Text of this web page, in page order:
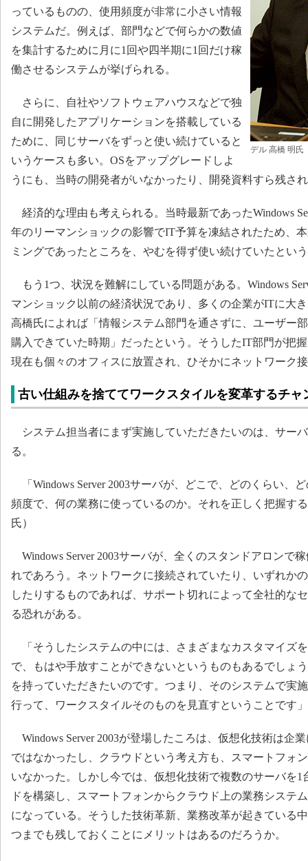
デル 高橋 明氏
っているものの、使用頻度が非常に小さい情報
システムだ。例えば、部門などで何らかの数値
を集計するために月に1回や四半期に1回だけ稼
働させるシステムが挙げられる。
さらに、自社やソフトウェアハウスなどで独
自に開発したアプリケーションを搭載している
ために、同じサーバをずっと使い続けていると
いうケースも多い。OSをアップグレードしよ
うにも、当時の開発者がいなかったり、開発資料すら残さ
経済的な理由も考えられる。当時最新であったWindows
年のリーマンショックの影響でIT予算を凍結されたため、
ミングであったところを、やむを得ず使い続けていたとい
もう1つ、状況を難解にしている問題がある。Windows
マンショック以前の経済状況であり、多くの企業がITに大
高橋氏によれば「情報システム部門を通さずに、ユーザー
購入できていた時期」だったという。そうしたIT部門が把
現在も個々のオフィスに放置され、ひそかにネットワーク
古い仕組みを捨ててワークスタイルを変革するチャ
システム担当者にまず実施していただきたいのは、サー
る。
「Windows Server 2003サーバが、どこで、どのくらい、
頻度で、何の業務に使っているのか。それを正しく把握す
氏）
Windows Server 2003サーバが、全くのスタンドアロンで
れであろう。ネットワークに接続されていたり、いずれか
したりするものであれば、サポート切れによって全社的な
る恐れがある。
「そうしたシステムの中には、さまざまなカスタマイズ
で、もはや手放すことができないというものもあるでしょ
を持っていただきたいのです。つまり、そのシステムで実
行って、ワークスタイルそのものを見直すということです
Windows Server 2003が登場したころは、仮想化技術は企
ではなかったし、クラウドという考え方も、スマートフォ
いなかった。しかし今では、仮想化技術で複数のサーバを
ドを構築し、スマートフォンからクラウド上の業務システ
になっている。そうした技術革新、業務改革が起きている
つまでも残しておくことにメリットはあるのだろうか。